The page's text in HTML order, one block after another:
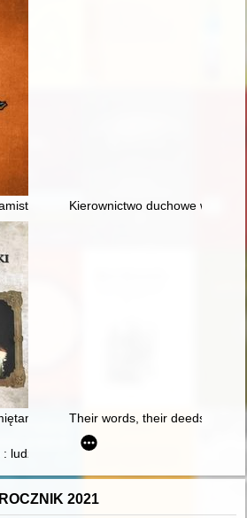
w więzieniu kieleckim w latach
Kierownictwo duchowe w
Their words, their deeds : the
ludzie i wydarzenia : praca zbiorowa. T. 11
ROCZNIK 2021